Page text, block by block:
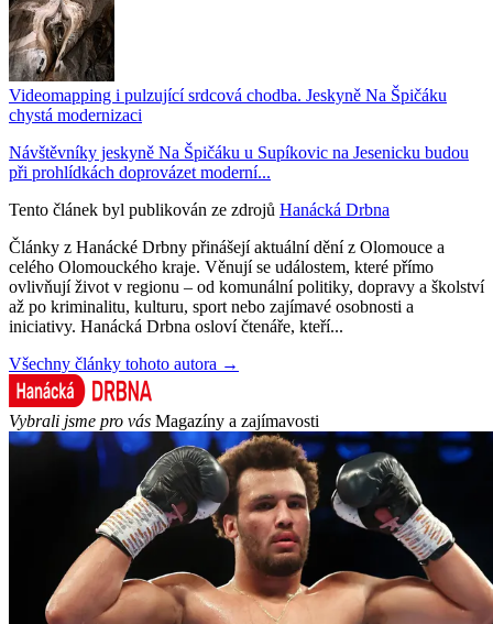
Videomapping i pulzující srdcová chodba. Jeskyně Na Špičáku
chystá modernizaci
Návštěvníky jeskyně Na Špičáku u Supíkovic na Jesenicku budou
při prohlídkách doprovázet moderní...
Tento článek byl publikován ze zdrojů Hanácká Drbna
Články z Hanácké Drbny přinášejí aktuální dění z Olomouce a
celého Olomouckého kraje. Věnují se událostem, které přímo
ovlivňují život v regionu – od komunální politiky, dopravy a školství
až po kriminalitu, kulturu, sport nebo zajímavé osobnosti a
iniciativy. Hanácká Drbna osloví čtenáře, kteří...
Všechny články tohoto autora →
Vybrali jsme pro vás Magazíny a zajímavosti